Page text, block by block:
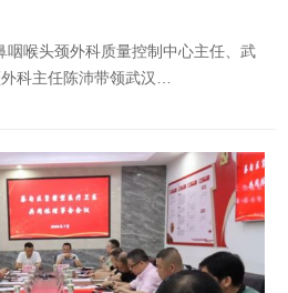
喉头颈外科质量控制中心主任、武
科主任陈沛带领武汉…